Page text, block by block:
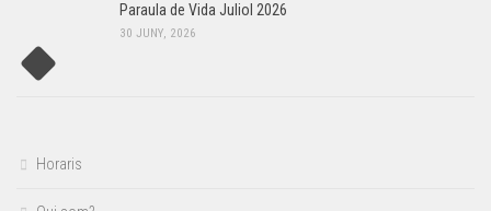
Paraula de Vida Juliol 2026
30 JUNY, 2026
Horaris